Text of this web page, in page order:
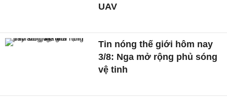
UAV
Tin nóng thế giới hôm nay
3/8: Nga mở rộng phủ sóng
vệ tinh